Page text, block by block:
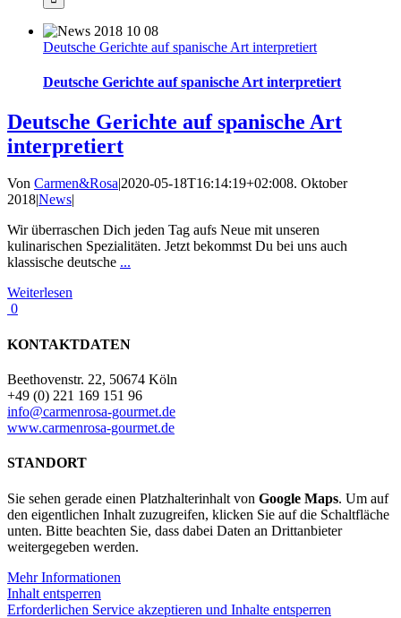
Deutsche Gerichte auf spanische Art interpretiert
Deutsche Gerichte auf spanische Art interpretiert
Deutsche Gerichte auf spanische Art
interpretiert
Von Carmen&Rosa|2020-05-18T16:14:19+02:008. Oktober
2018|News|
Wir überraschen Dich jeden Tag aufs Neue mit unseren
kulinarischen Spezialitäten. Jetzt bekommst Du bei uns auch
klassische deutsche ...
Weiterlesen
0
KONTAKTDATEN
Beethovenstr. 22, 50674 Köln
+49 (0) 221 169 151 96
info@carmenrosa-gourmet.de
www.carmenrosa-gourmet.de
STANDORT
Sie sehen gerade einen Platzhalterinhalt von Google Maps. Um auf
den eigentlichen Inhalt zuzugreifen, klicken Sie auf die Schaltfläche
unten. Bitte beachten Sie, dass dabei Daten an Drittanbieter
weitergegeben werden.
Mehr Informationen
Inhalt entsperren
Erforderlichen Service akzeptieren und Inhalte entsperren